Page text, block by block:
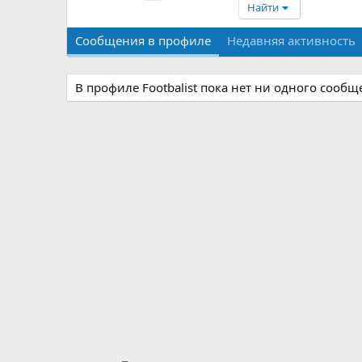
Найти
Сообщения в профиле Недавняя активность
В профиле Footbalist пока нет ни одного